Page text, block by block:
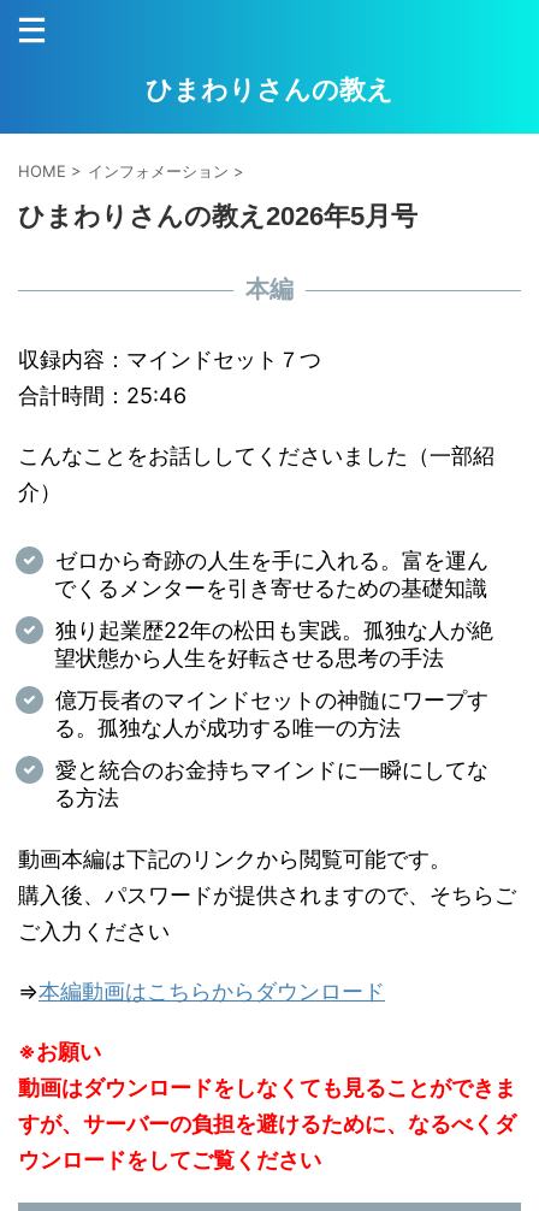
ひまわりさんの教え
HOME > インフォメーション >
ひまわりさんの教え2026年5月号
本編
収録内容：マインドセット７つ
合計時間：25:46
こんなことをお話ししてくださいました（一部紹
介）
ゼロから奇跡の人生を手に入れる。富を運ん
でくるメンターを引き寄せるための基礎知識
独り起業歴22年の松田も実践。孤独な人が絶
望状態から人生を好転させる思考の手法
億万長者のマインドセットの神髄にワープす
る。孤独な人が成功する唯一の方法
愛と統合のお金持ちマインドに一瞬にしてな
る方法
動画本編は下記のリンクから閲覧可能です。
購入後、パスワードが提供されますので、そちらご
ご入力ください
⇒本編動画はこちらからダウンロード
※お願い
動画はダウンロードをしなくても見ることができま
すが、サーバーの負担を避けるために、なるべくダ
ウンロードをしてご覧ください